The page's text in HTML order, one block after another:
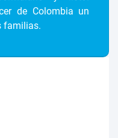
de Colombia un
familias.